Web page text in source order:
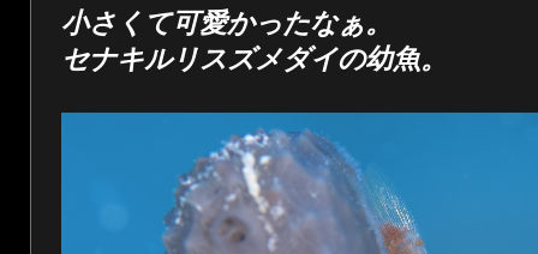
小さくて可愛かったなぁ。
セナキルリスズメダイの幼魚。